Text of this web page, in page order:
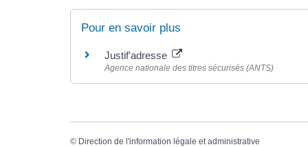
Pour en savoir plus
Justif'adresse
Agence nationale des titres sécurisés (ANTS)
© Direction de l'information légale et administrative